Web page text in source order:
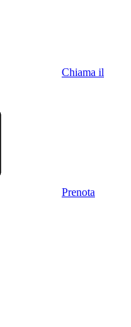
Chiama il
Prenota